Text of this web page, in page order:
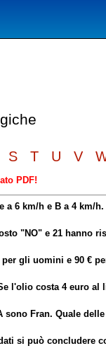
S T U V
PDF!
6 km/h e B a 4 km/
"NO" e 21 hanno
gli uomini e 90 €
l'olio costa 4 euro al
Fran. Quale
si può concludere